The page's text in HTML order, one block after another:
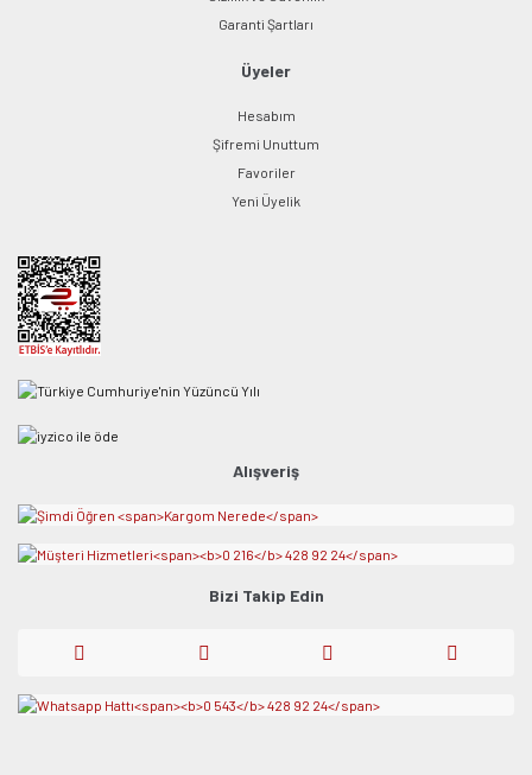
Garanti Şartları
Üyeler
Hesabım
Şifremi Unuttum
Favoriler
Yeni Üyelik
Alışveriş
Bizi Takip Edin